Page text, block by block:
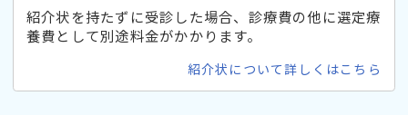
紹介状を持たずに受診した場合、診療費の他に選定療
養費として別途料金がかかります。
紹介状について詳しくはこちら